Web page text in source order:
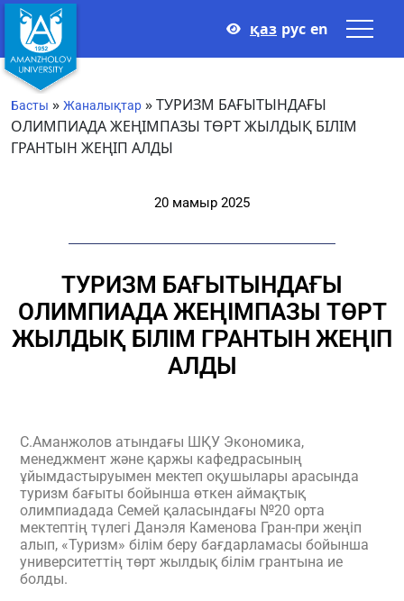
қаз рус en
Басты » Жаналықтар »ТУРИЗМ БАҒЫТЫНДАҒЫ
ОЛИМПИАДА ЖЕҢІМПАЗЫ ТӨРТ ЖЫЛДЫҚ БІЛІМ
ГРАНТЫН ЖЕҢІП АЛДЫ
20 мамыр 2025
ТУРИЗМ БАҒЫТЫНДАҒЫ
ОЛИМПИАДА ЖЕҢІМПАЗЫ ТӨРТ
ЖЫЛДЫҚ БІЛІМ ГРАНТЫН ЖЕҢІП
АЛДЫ
С.Аманжолов атындағы ШҚУ Экономика,
менеджмент және қаржы кафедрасының
ұйымдастыруымен мектеп оқушылары арасында
туризм бағыты бойынша өткен аймақтық
олимпиадада Семей қаласындағы №20 орта
мектептің түлегі Данэля Каменова Гран-при жеңіп
алып, «Туризм» білім беру бағдарламасы бойынша
университеттің төрт жылдық білім грантына ие
болды.